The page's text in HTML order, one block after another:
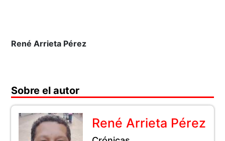
René Arrieta Pérez
Sobre el autor
René Arrieta Pérez